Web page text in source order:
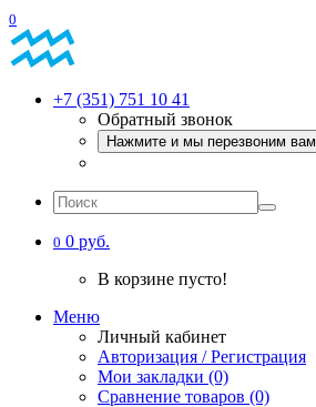
0
+7 (351) 751 10 41
Обратный звонок
Нажмите и мы перезвоним вам
0 0 руб.
В корзине пусто!
Меню
Личный кабинет
Авторизация / Регистрация
Мои закладки (0)
Сравнение товаров (0)